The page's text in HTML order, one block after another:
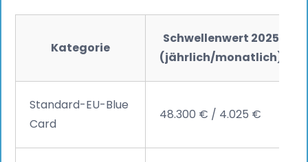
Kategorie
Schwellenwert 2025
(jährlich/monatlich)
Standard-EU-Blue
Card
48.300 € / 4.025 €